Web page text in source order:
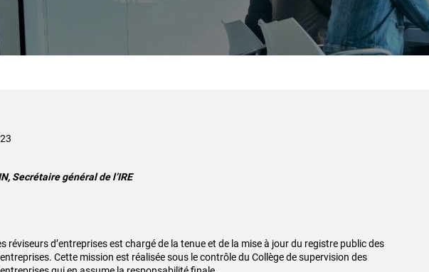
Secrétaire général de l’IRE
réviseurs d’entreprises est chargé de la tenue et de la mise à jour du registre public des
Cette mission est réalisée sous le contrôle du Collège de supervision des